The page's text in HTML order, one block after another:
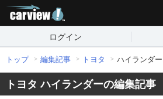
ログイン
トップ 編集記事 トヨタ ハイランダー
トヨタ ハイランダーの編集記事